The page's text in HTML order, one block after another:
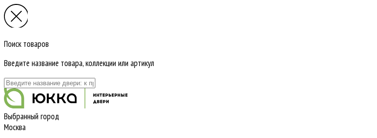
Поиск товаров
Введите название товара, коллекции или артикул
Выбранный город
Москва